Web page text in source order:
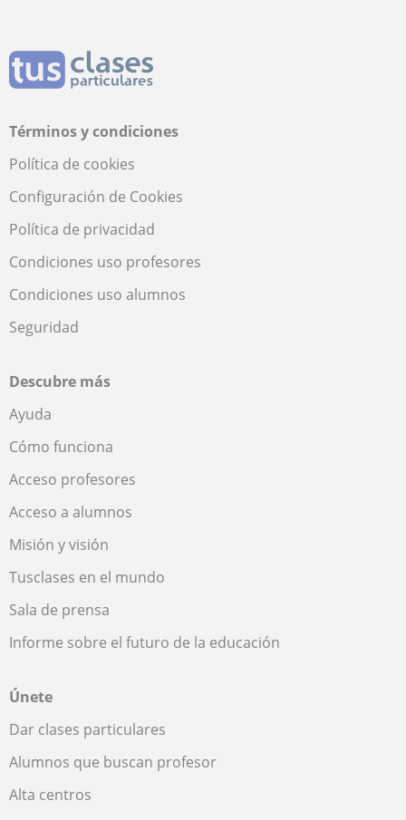
Términos y condiciones
Política de cookies
Configuración de Cookies
Política de privacidad
Condiciones uso profesores
Condiciones uso alumnos
Seguridad
Descubre más
Ayuda
Cómo funciona
Acceso profesores
Acceso a alumnos
Misión y visión
Tusclases en el mundo
Sala de prensa
Informe sobre el futuro de la educación
Únete
Dar clases particulares
Alumnos que buscan profesor
Alta centros